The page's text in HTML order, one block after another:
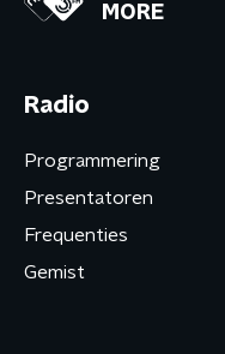
MORE
Radio
Programmering
Presentatoren
Frequenties
Gemist